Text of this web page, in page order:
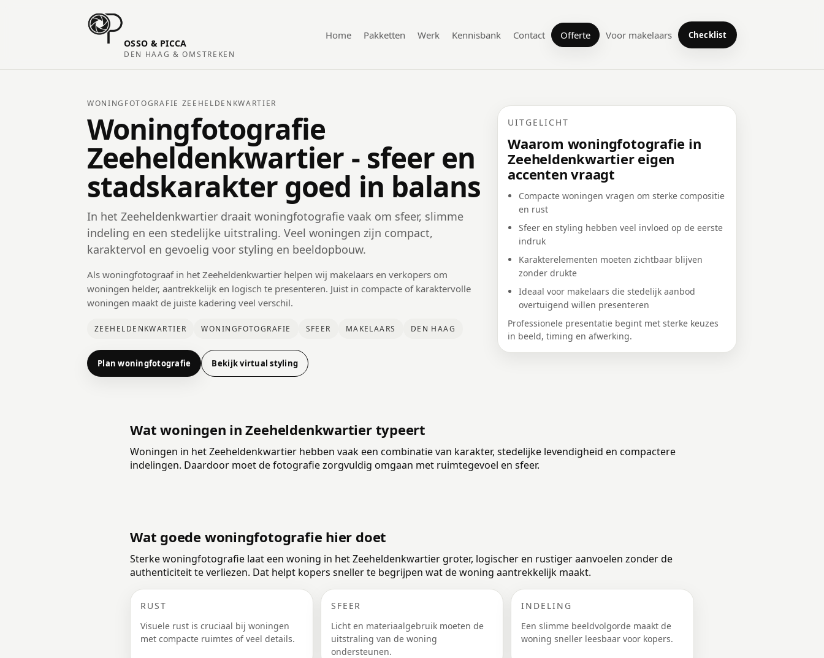
OSSO & PICCA
DEN HAAG & OMSTREKEN
Home Pakketten Werk Kennisbank Contact Offerte Voor makelaars Checklist
WONINGFOTOGRAFIE ZEEHELDENKWARTIER
Woningfotografie
Zeeheldenkwartier - sfeer en
stadskarakter goed in balans
In het Zeeheldenkwartier draait woningfotografie vaak om sfeer, slimme
indeling en een stedelijke uitstraling. Veel woningen zijn compact,
karaktervol en gevoelig voor styling en beeldopbouw.
Als woningfotograaf in het Zeeheldenkwartier helpen wij makelaars en verkopers om
woningen helder, aantrekkelijk en logisch te presenteren. Juist in compacte of karaktervolle
woningen maakt de juiste kadering veel verschil.
ZEEHELDENKWARTIER WONINGFOTOGRAFIE SFEER MAKELAARS DEN HAAG
Plan woningfotografie Bekijk virtual styling
UITGELICHT
Waarom woningfotografie in
Zeeheldenkwartier eigen
accenten vraagt
Compacte woningen vragen om sterke compositie
en rust
Sfeer en styling hebben veel invloed op de eerste
indruk
Karakterelementen moeten zichtbaar blijven
zonder drukte
Ideaal voor makelaars die stedelijk aanbod
overtuigend willen presenteren
Professionele presentatie begint met sterke keuzes
in beeld, timing en afwerking.
Wat woningen in Zeeheldenkwartier typeert
Woningen in het Zeeheldenkwartier hebben vaak een combinatie van karakter, stedelijke levendigheid en compactere
indelingen. Daardoor moet de fotografie zorgvuldig omgaan met ruimtegevoel en sfeer.
Wat goede woningfotografie hier doet
Sterke woningfotografie laat een woning in het Zeeheldenkwartier groter, logischer en rustiger aanvoelen zonder de
authenticiteit te verliezen. Dat helpt kopers sneller te begrijpen wat de woning aantrekkelijk maakt.
RUST
Visuele rust is cruciaal bij woningen
met compacte ruimtes of veel details.
SFEER
Licht en materiaalgebruik moeten de
uitstraling van de woning
ondersteunen.
INDELING
Een slimme beeldvolgorde maakt de
woning sneller leesbaar voor kopers.